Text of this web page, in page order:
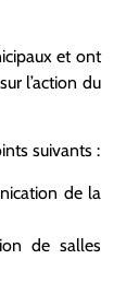
et ont
l’action du
suivants :
de la
de salles